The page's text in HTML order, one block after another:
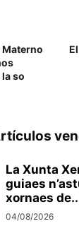
Materno
so
La Xunta
guiaes
xornaes
04/08/2026